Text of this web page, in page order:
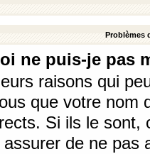
Problèmes
ne puis-je pas
raisons qui
que votre nom
Si ils le sont,
de ne pas